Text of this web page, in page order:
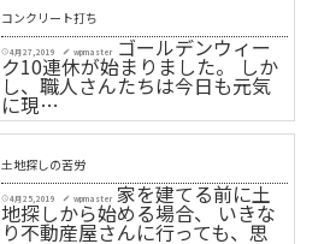
コンクリート打ち
schedule 4月 27, 2019 create wpmaster ゴールデンウィー
ク10連休が始まりました。 しか
し、職人さんたちは今日も元気
に現…
土地探しの苦労
schedule 4月 25, 2019 create wpmaster 家を建てる前に土
地探しから始める場合、 いきな
り不動産屋さんに行っても、思